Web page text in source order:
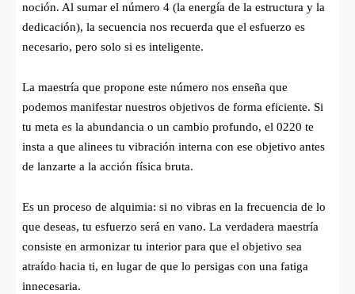
noción. Al sumar el número 4 (la energía de la estructura y la
dedicación), la secuencia nos recuerda que el esfuerzo es
necesario, pero solo si es inteligente.
La maestría que propone este número nos enseña que
podemos manifestar nuestros objetivos de forma eficiente. Si
tu meta es la abundancia o un cambio profundo, el 0220 te
insta a que alinees tu vibración interna con ese objetivo antes
de lanzarte a la acción física bruta.
Es un proceso de alquimia: si no vibras en la frecuencia de lo
que deseas, tu esfuerzo será en vano. La verdadera maestría
consiste en armonizar tu interior para que el objetivo sea
atraído hacia ti, en lugar de que lo persigas con una fatiga
innecesaria.